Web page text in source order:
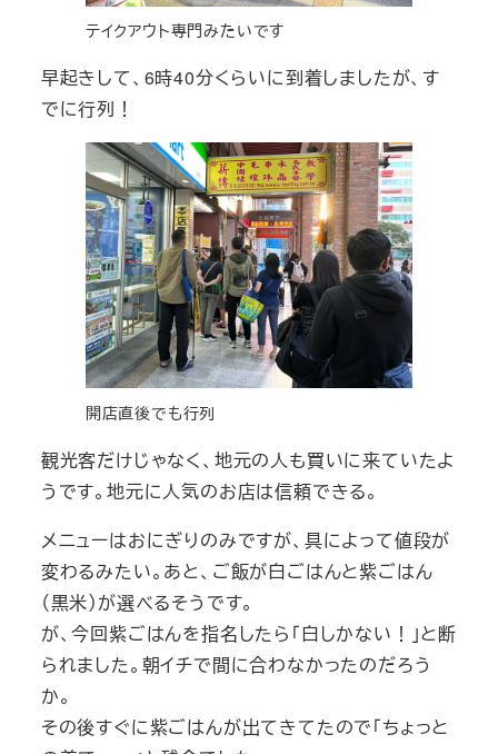
テイクアウト専門みたいです
早起きして、6時40分くらいに到着しましたが、す
でに行列！
開店直後でも行列
観光客だけじゃなく、地元の人も買いに来ていたよ
うです。地元に人気のお店は信頼できる。
メニューはおにぎりのみですが、具によって値段が
変わるみたい。あと、ご飯が白ごはんと紫ごはん
（黒米）が選べるそうです。
が、今回紫ごはんを指名したら「白しかない！」と断
られました。朝イチで間に合わなかったのだろう
か。
その後すぐに紫ごはんが出てきてたので「ちょっと